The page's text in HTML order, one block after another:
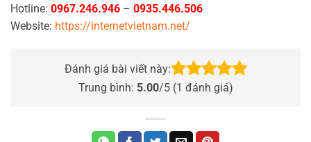
Hotline: 0967.246.946 – 0935.446.506
Website: https://internetvietnam.net/
Đánh giá bài viết này:
Trung bình: 5.00/5 (1 đánh giá)